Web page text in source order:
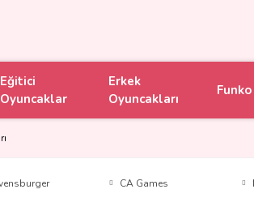
Eğitici
Oyuncaklar
Erkek
Oyuncakları
Funko
CA Games